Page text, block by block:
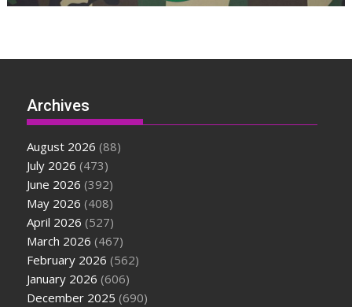
Archives
August 2026 (88)
July 2026 (473)
June 2026 (392)
May 2026 (408)
April 2026 (527)
March 2026 (467)
February 2026 (562)
January 2026 (606)
December 2025 (690)